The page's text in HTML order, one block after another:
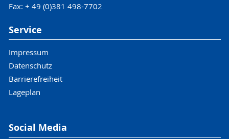
Fax: + 49 (0)381 498-7702
Service
Impressum
Datenschutz
Barrierefreiheit
Lageplan
Social Media